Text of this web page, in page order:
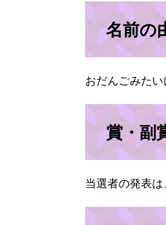
名前の
おだんごみた
賞・副
当選者の発表